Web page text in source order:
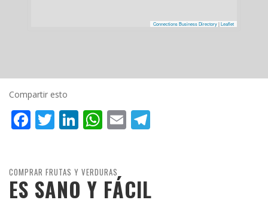
Connections Business Directory|Leaflet
Compartir esto
Facebook
Twitter
LinkedIn
WhatsApp
Email
COMPRAR FRUTAS Y VERDURAS
ES SANO Y FÁCIL